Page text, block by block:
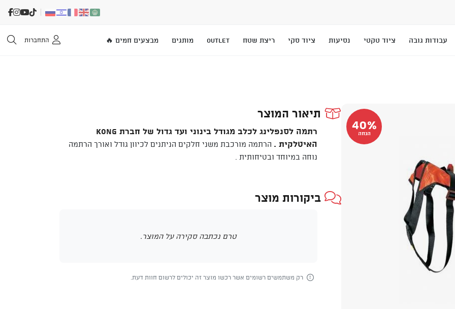
עבודות גובה ציוד טקטי נסיעות ציוד סקי ריצת שטח OUTLET מותגים מבצעים חמים 🔥 התחברות
40%
הנחה
תיאור המוצר
רתמה לסנפלינג לכלב מגודל בינוני ועד גדול של חברת KONG
האיטלקית . הרתמה מורכבת משני חלקים הניתנים לכיוון גודל ואורך הרתמה
נוחה במיוחד ובטיחותית .
ביקורות מוצר
טרם נכתבה סקירה על המוצר.
רק משתמשים רשומים אשר רכשו מוצר זה יכולים לרשום חוות דעת.